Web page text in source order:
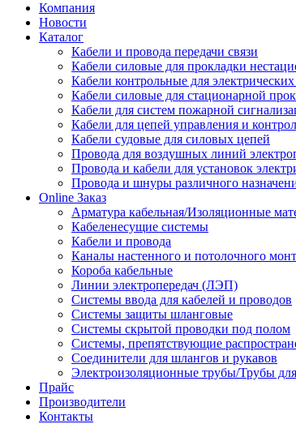
Компания
Новости
Каталог
Кабели и провода передачи связи
Кабели силовые для прокладки
Кабели контрольные для
Кабели силовые для стационарной
Кабели для систем пожарной
Кабели для цепей управления и
Кабели судовые для силовых цепей
Провода для воздушных линий
Провода и кабели для установок
Провода и шнуры различного
Online Заказ
Арматура кабельная/Изоляционные
Кабеленесущие системы
Кабели и провода
Каналы настенного и потолочного
Короба кабельные
Линии электропередач (ЛЭП)
Системы ввода для кабелей и проводов
Системы защиты шланговые
Системы скрытой проводки под полом
Системы, препятствующие
Соединители для шлангов и рукавов
Электроизоляционные трубы/Трубы
Прайс
Производители
Контакты